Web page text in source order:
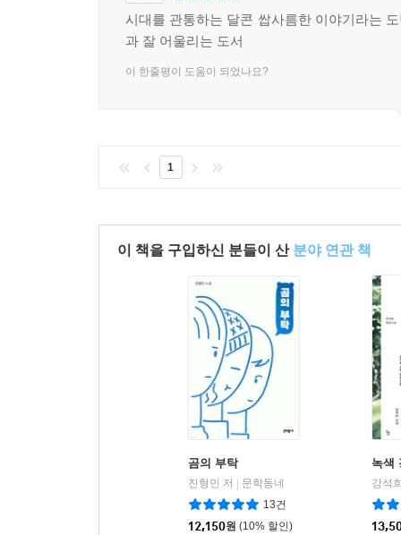
시대를 관통하는 달콘 쌉사름한 이야기라는
과 잘 어울리는 도서
이 한줄평이 도움이 되었나요?
1
이 책을 구입하신 분들이 산 분야 연관 책
곰의 부탁
진형민 저
문학동네
13건
12,150원 (10% 할인)
녹색
강석